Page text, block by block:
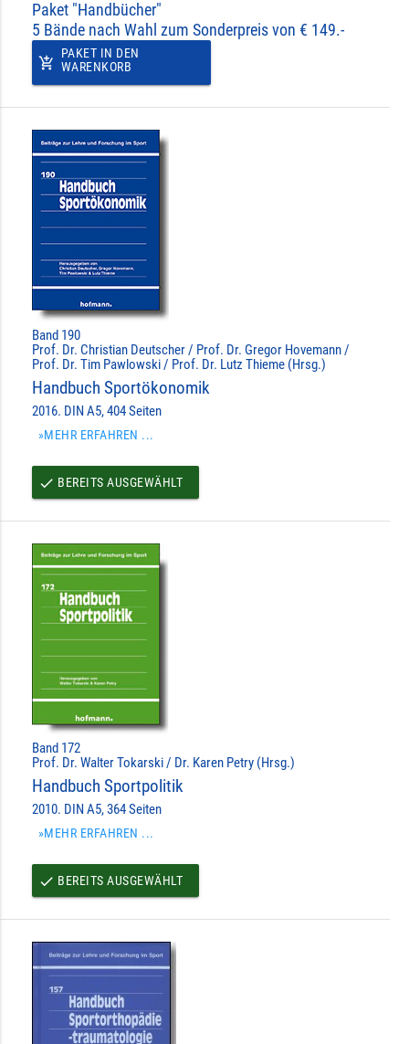
Paket "Handbücher"
5 Bände nach Wahl zum Sonderpreis von € 149.-
add_shopping_cart
PAKET IN DEN
WARENKORB
Band 190
Prof. Dr. Christian Deutscher / Prof. Dr. Gregor Hovemann /
Prof. Dr. Tim Pawlowski / Prof. Dr. Lutz Thieme (Hrsg.)
Handbuch Sportökonomik
2016. DIN A5, 404 Seiten
»MEHR ERFAHREN ...
done BEREITS AUSGEWÄHLT
Band 172
Prof. Dr. Walter Tokarski / Dr. Karen Petry (Hrsg.)
Handbuch Sportpolitik
2010. DIN A5, 364 Seiten
»MEHR ERFAHREN ...
done BEREITS AUSGEWÄHLT